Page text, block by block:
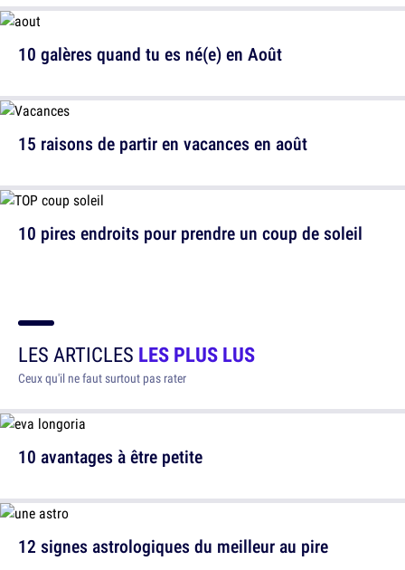
15 raisons de partir en vacances en août
10 galères quand tu es né(e) en Août
10 pires endroits pour prendre un coup de soleil
LES ARTICLES LES PLUS LUS
Ceux qu'il ne faut surtout pas rater
10 avantages à être petite
12 signes astrologiques du meilleur au pire